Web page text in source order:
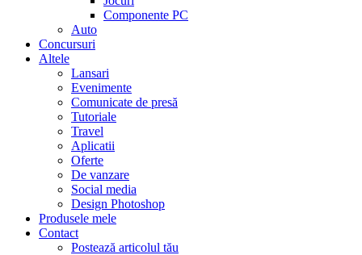
Componente PC
Auto
Concursuri
Altele
Lansari
Evenimente
Comunicate de presă
Tutoriale
Travel
Aplicatii
Oferte
De vanzare
Social media
Design Photoshop
Produsele mele
Contact
Postează articolul tău